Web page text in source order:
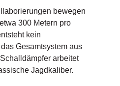
bewegen
300 Metern pro
kein
Gesamtsystem aus
arbeitet
Jagdkaliber.